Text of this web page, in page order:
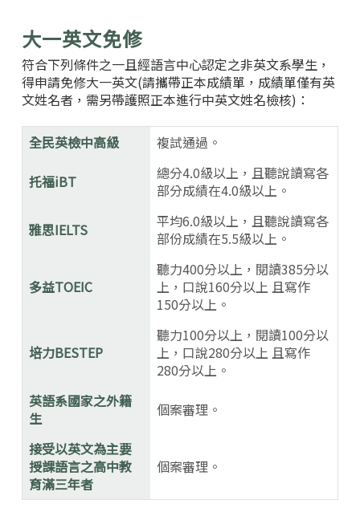
大一英文免修
符合下列條件之一且經語言中心認定之非英文系學生，
得申請免修大一英文(請攜帶正本成績單，成績單僅有英
文姓名者，需另帶護照正本進行中英文姓名檢核)：
全民英檢中高級 複試通過。
托福iBT
總分4.0級以上，且聽說讀寫各
部分成績在4.0級以上。
雅思IELTS
平均6.0級以上，且聽說讀寫各
部份成績在5.5級以上。
多益TOEIC
聽力400分以上，閱讀385分以
上，口說160分以上 且寫作
150分以上。
培力BESTEP
聽力100分以上，閱讀100分以
上，口說280分以上 且寫作
280分以上。
英語系國家之外籍
生
個案審理。
接受以英文為主要
授課語言之高中教
育滿三年者
個案審理。